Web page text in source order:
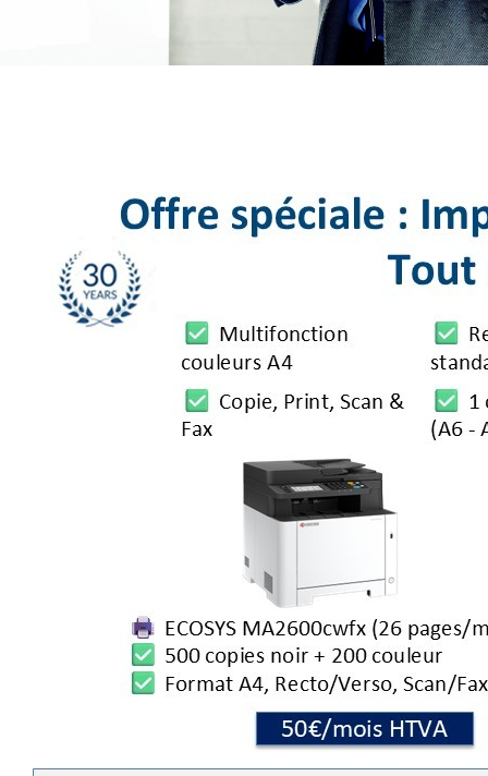
DÉVELOPPEMENT SUR MESURE
IMPRIMANTES & MULTIFONCTIONS
MAINTENANCE
FIREWALL
CABLAGE RÉSEAU
RÉPARATION